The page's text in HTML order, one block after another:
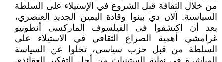
من خلال الثقافة قبل الشروع في الإستيلاء على السلطة
السياسية. آلان دي بينوا وقادة اليمين الجديد العنصري،
بعد أن اكتشفوا في الفيلسوف الماركسي أنطونيو
غرامشي أهمية الصراع الثقافي في الاستيلاء على
السلطة من قبل حزب سياسي، تخلوا عن السياسة